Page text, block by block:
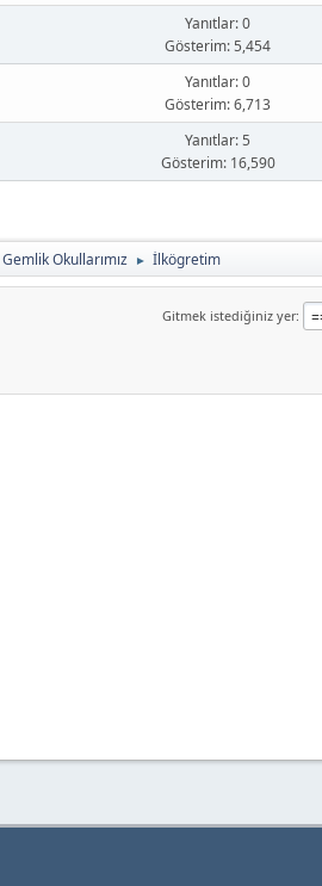
Yanıtlar: 0
Gösterim: 5,454
Yanıtlar: 0
Gösterim: 6,713
Yanıtlar: 5
Gösterim: 16,590
Gemlik Okullarımız ► İlkögretim
Gitmek istediğiniz yer